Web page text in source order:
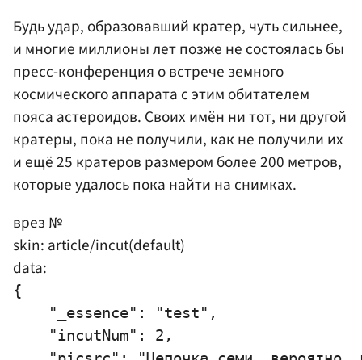
Будь удар, образовавший кратер, чуть сильнее,
и многие миллионы лет позже не состоялась бы
пресс-конференция о встрече земного
космического аппарата с этим обитателем
пояса астероидов. Своих имён ни тот, ни другой
кратеры, пока не получили, как не получили их
и ещё 25 кратеров размером более 200 метров,
которые удалось пока найти на снимках.
врез №
skin: article/incut(default)
data:
{
    "_essence": "test",
    "incutNum": 2,